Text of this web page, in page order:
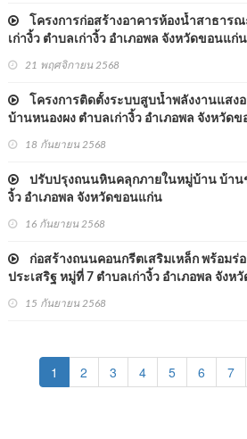
โครงการก่อสร้างอาคารห้องน้ำสาธาร
เก่างิ้ว ตำบลเก่างิ้ว อำเภอพล จังหวัดขอนแก่น
21 พฤศจิกายน 2568
โครงการติดตั้งระบบสูบน้ำพลังงานแสง
บ้านหนองผง ตำบลเก่างิ้ว อำเภอพล จังหวัด
18 กันยายน 2568
ปรับปรุงถนนหินคลุกภายในหมู่บ้าน บ้าน
งิ้ว อำเภอพล จังหวัดขอนแก่น
16 กันยายน 2568
ก่อสร้างถนนคอนกรีตเสริมเหล็ก พร้อมร่
ประเสริฐ หมู่ที่ 7 ตำบลเก่างิ้ว อำเภอพล จังห
15 กันยายน 2568
1 (current)
2 3 4 5 6 7